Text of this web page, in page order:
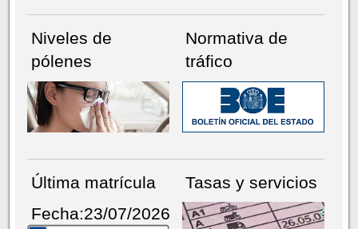
Niveles de
pólenes
Normativa de
tráfico
Última matrícula
Fecha:23/07/2026
Tasas y servicios